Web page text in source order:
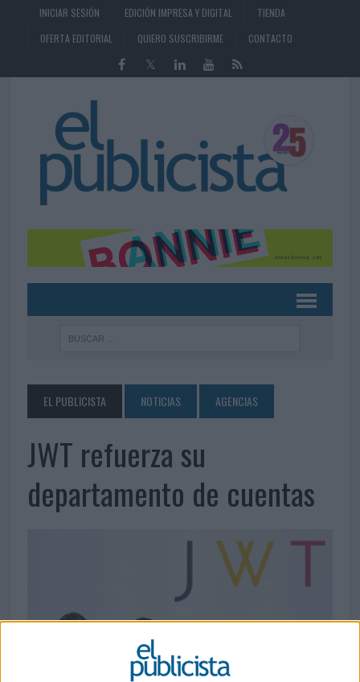
INICIAR SESIÓN EDICIÓN IMPRESA Y DIGITAL
TIENDA
OFERTA EDITORIAL
QUIERO SUSCRIBIRME CONTACTO
EL PUBLICISTA NOTICIAS AGENCIAS
JWT refuerza su
departamento de cuentas